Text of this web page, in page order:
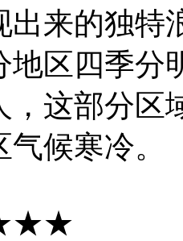
出来的独特
地区四季分
，这部分区
候寒冷。